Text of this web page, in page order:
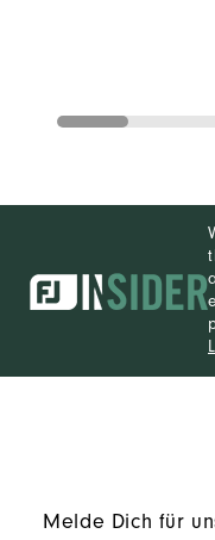
Melde Dich für